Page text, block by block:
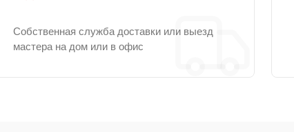
Собственная служба доставки или выезд
мастера на дом или в офис